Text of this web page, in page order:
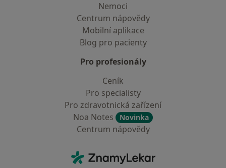
Nemoci
Centrum nápovědy
Mobilní aplikace
Blog pro pacienty
Pro profesionály
Ceník
Pro specialisty
Pro zdravotnická zařízení
Noa Notes
Novinka
Centrum nápovědy
ZnamyLekar - Hlavní stránka